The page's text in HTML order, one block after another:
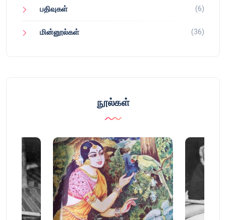
பதிவுகள் (6)
மின்னூல்கள் (36)
நூல்கள்